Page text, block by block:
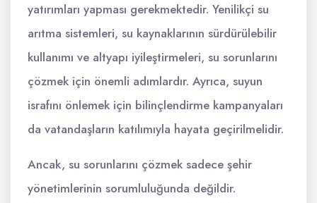
yatırımları yapması gerekmektedir. Yenilikçi su
arıtma sistemleri, su kaynaklarının sürdürülebilir
kullanımı ve altyapı iyileştirmeleri, su sorunlarını
çözmek için önemli adımlardır. Ayrıca, suyun
israfını önlemek için bilinçlendirme kampanyaları
da vatandaşların katılımıyla hayata geçirilmelidir.
Ancak, su sorunlarını çözmek sadece şehir
yönetimlerinin sorumluluğunda değildir.